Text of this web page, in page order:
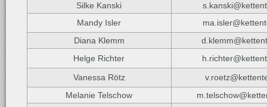
Silke Kanski
Mandy Isler
Diana Klemm
Helge Richter
Vanessa Rötz
Melanie Telschow